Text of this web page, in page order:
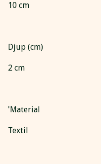
10 cm
Djup (cm)
2 cm
'Material
Textil